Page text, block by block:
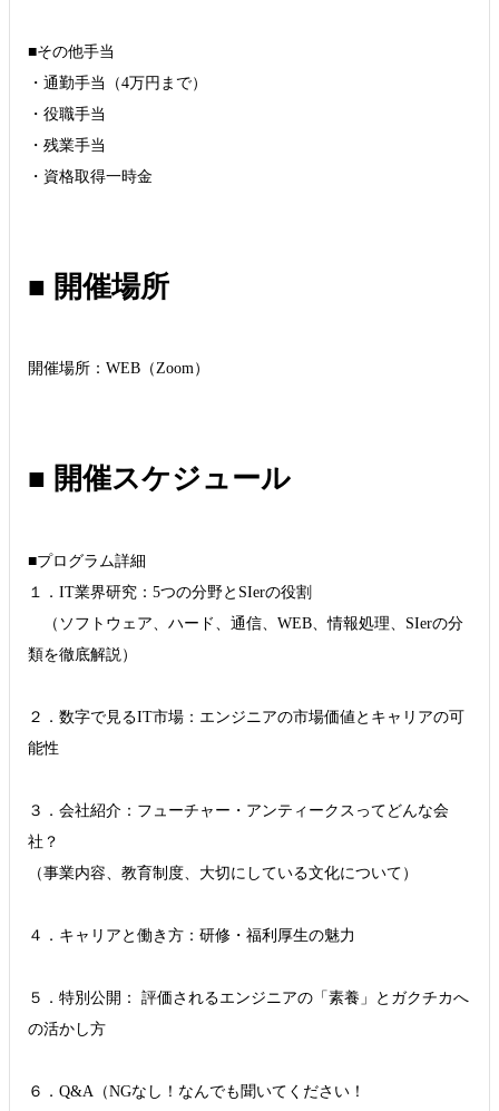
■その他手当
・通勤手当（4万円まで）
・役職手当
・残業手当
・資格取得一時金
■ 開催場所
開催場所：WEB（Zoom）
■ 開催スケジュール
■プログラム詳細
１．IT業界研究：5つの分野とSIerの役割
（ソフトウェア、ハード、通信、WEB、情報処理、SIerの分
類を徹底解説）
２．数字で見るIT市場：エンジニアの市場価値とキャリアの可
能性
３．会社紹介：フューチャー・アンティークスってどんな会
社？
（事業内容、教育制度、大切にしている文化について）
４．キャリアと働き方：研修・福利厚生の魅力
５．特別公開： 評価されるエンジニアの「素養」とガクチカへ
の活かし方
６．Q&A（NGなし！なんでも聞いてください！